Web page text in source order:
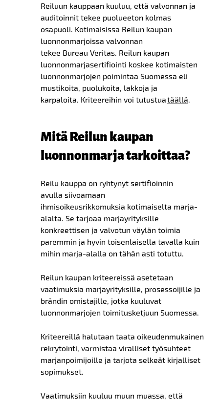
Reiluun kauppaan kuuluu, että valvonnan ja
auditoinnit tekee puolueeton kolmas
osapuoli. Kotimaisissa Reilun kaupan
luonnonmarjoissa valvonnan
tekee Bureau Veritas. Reilun kaupan
luonnonmarjasertifiointi koskee kotimaisten
luonnonmarjojen poimintaa Suomessa eli
mustikoita, puolukoita, lakkoja ja
karpaloita. Kriteereihin voi tutustuatäällä.
Mitä Reilun kaupan
luonnonmarja tarkoittaa?
Reilu kauppa on ryhtynyt sertifioinnin
avulla siivoamaan
ihmisoikeusrikkomuksia kotimaiselta marja-
alalta. Se tarjoaa marjayrityksille
konkreettisen ja valvotun väylän toimia
paremmin ja hyvin toisenlaisella tavalla kuin
mihin marja-alalla on tähän asti totuttu.
Reilun kaupan kriteereissä asetetaan
vaatimuksia marjayrityksille, prosessoijille ja
brändin omistajille, jotka kuuluvat
luonnonmarjojen toimitusketjuun Suomessa.
Kriteereillä halutaan taata oikeudenmukainen
rekrytointi, varmistaa viralliset työsuhteet
marjanpoimijoille ja tarjota selkeät kirjalliset
sopimukset.
Vaatimuksiin kuuluu muun muassa, että